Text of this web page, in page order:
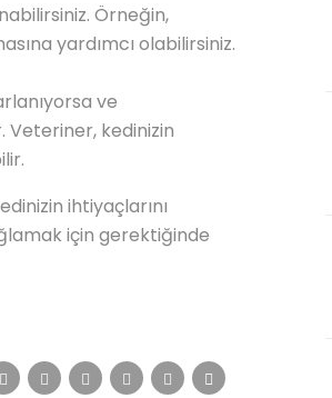
Örneğin,
yardımcı olabilirsiniz.
ve
Veteriner, kedinizin
ihtiyaçlarını
için gerektiğinde